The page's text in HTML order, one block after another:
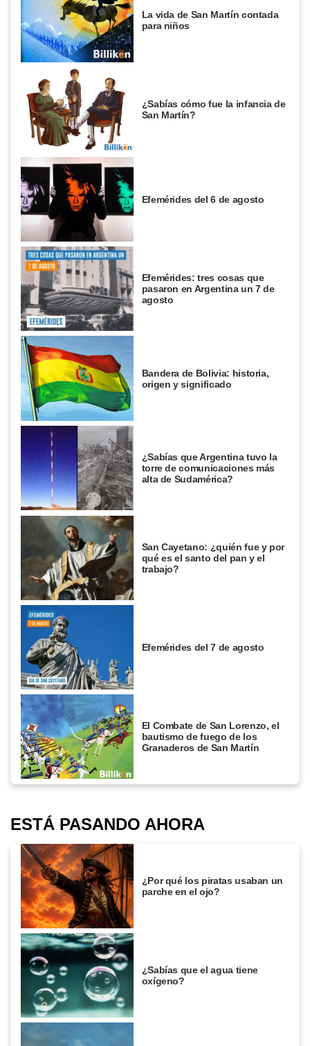
La vida de San Martín contada
para niños
¿Sabías cómo fue la infancia de
San Martín?
Efemérides del 6 de agosto
Efemérides: tres cosas que
pasaron en Argentina un 7 de
agosto
Bandera de Bolivia: historia,
origen y significado
¿Sabías que Argentina tuvo la
torre de comunicaciones más
alta de Sudamérica?
San Cayetano: ¿quién fue y por
qué es el santo del pan y el
trabajo?
Efemérides del 7 de agosto
El Combate de San Lorenzo, el
bautismo de fuego de los
Granaderos de San Martín
ESTÁ PASANDO AHORA
¿Por qué los piratas usaban un
parche en el ojo?
¿Sabías que el agua tiene
oxígeno?